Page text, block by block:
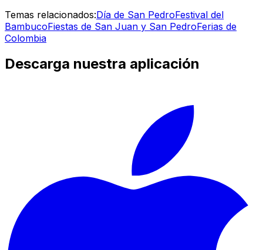
Temas relacionados:Día de San PedroFestival del
BambucoFiestas de San Juan y San PedroFerias de
Colombia
Descarga nuestra aplicación